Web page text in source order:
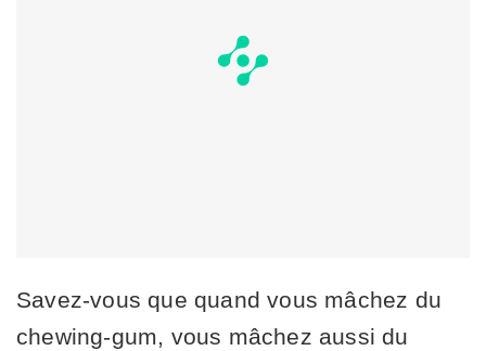
Savez-vous que quand vous mâchez du
chewing-gum, vous mâchez aussi du